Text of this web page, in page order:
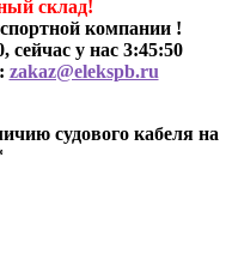
склад!
компании !
сейчас у нас 3:45:50
zakaz@elekspb.ru
судового кабеля на